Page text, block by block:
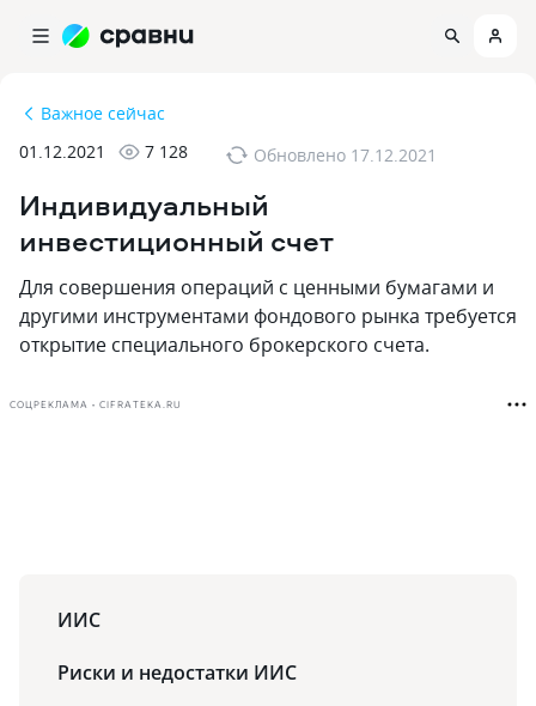
Важное сейчас
01.12.2021
7 128 Обновлено 17.12.2021
Индивидуальный
инвестиционный счет
Для совершения операций с ценными бумагами и
другими инструментами фондового рынка требуется
открытие специального брокерского счета.
СОЦРЕКЛАМА • CIFRATEKA.RU
ИИС
Риски и недостатки ИИС